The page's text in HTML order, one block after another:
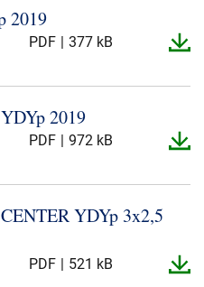
2019
PDF 377 kB
2019
PDF 972 kB
YDYp 3x2,5
PDF 521 kB